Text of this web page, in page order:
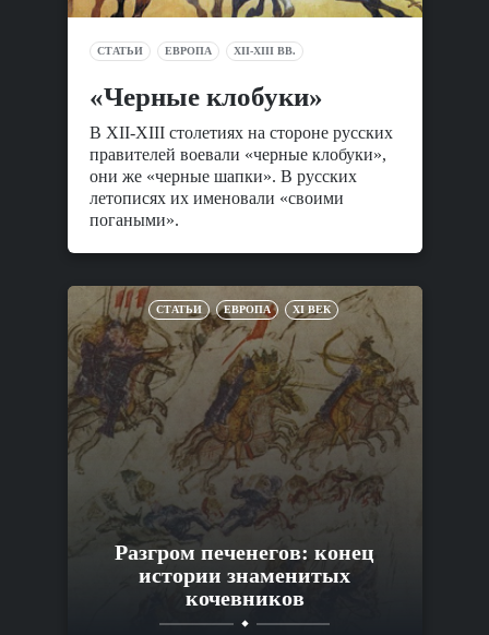
СТАТЬИ ЕВРОПА XII-XIII ВВ.
«Черные клобуки»
В XII-XIII столетиях на стороне русских
правителей воевали «черные клобуки»,
они же «черные шапки». В русских
летописях их именовали «своими
погаными».
СТАТЬИ ЕВРОПА XI ВЕК
Разгром печенегов: конец
истории знаменитых
кочевников